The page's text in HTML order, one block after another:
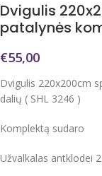
Dvigulis
patalynės
€55,00
Dvigulis 220x200cm
dalių ( SHL 3246 )
Komplektą sudaro
Užvalkalas antklodei